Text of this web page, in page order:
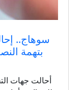
سوهاج..
أحالت جهات